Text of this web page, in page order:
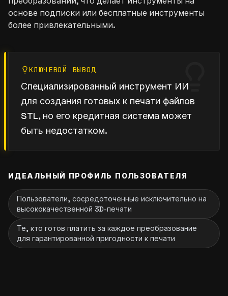
основе подписки или бесплатные инструменты
более привлекательными.
КЛЮЧЕВОЙ ВЫВОД
Специализированный инструмент ИИ
для создания готовых к печати файлов
STL, но его кредитная система может
быть недостатком.
ИДЕАЛЬНЫЙ ПРОФИЛЬ ПОЛЬЗОВАТЕЛЯ
Пользователи, сосредоточенные исключительно на
высококачественной 3D-печати
Те, кто готов платить за каждое преобразование
для гарантированной пригодности к печати